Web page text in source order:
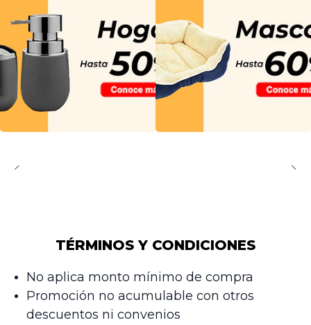
TÉRMINOS Y CONDICIONES
No aplica monto mínimo de compra
Promoción no acumulable con otros
descuentos ni convenios